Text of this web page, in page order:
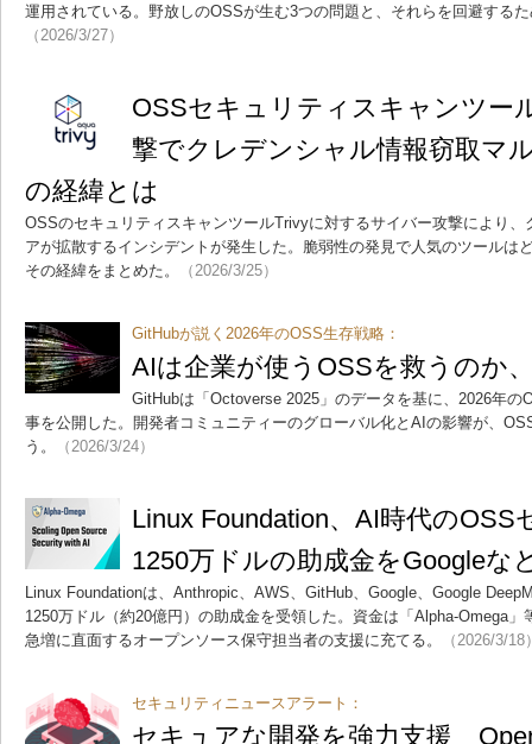
運用されている。野放しのOSSが生む3つの問題と、それらを回避する
（2026/3/27）
OSSセキュリティスキャンツー
撃でクレデンシャル情報窃取マ
の経緯とは
OSSのセキュリティスキャンツールTrivyに対するサイバー攻撃により
アが拡散するインシデントが発生した。脆弱性の発見で人気のツールは
その経緯をまとめた。
（2026/3/25）
GitHubが説く2026年のOSS生存戦略：
AIは企業が使うOSSを救うのか
GitHubは「Octoverse 2025」のデータを基に、2026年の
事を公開した。開発者コミュニティーのグローバル化とAIの影響が、
う。
（2026/3/24）
Linux Foundation、AI時代の
1250万ドルの助成金をGoogleな
Linux Foundationは、Anthropic、AWS、GitHub、Google、Google
1250万ドル（約20億円）の助成金を受領した。資金は「Alpha-Omega
急増に直面するオープンソース保守担当者の支援に充てる。
（2026/3/18
セキュリティニュースアラート：
セキュアな開発を強力支援